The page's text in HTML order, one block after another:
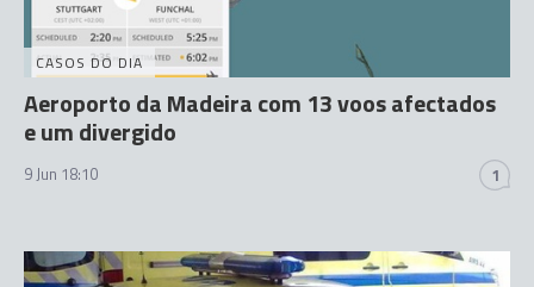
CASOS DO DIA
Aeroporto da Madeira com 13 voos afectados
e um divergido
9 Jun 18:10 1